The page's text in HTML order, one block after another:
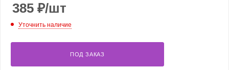
385 ₽/шт
Уточнить наличие
ПОД ЗАКАЗ